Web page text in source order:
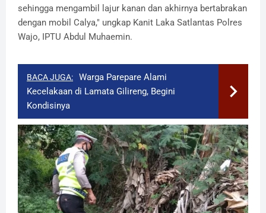
sehingga mengambil lajur kanan dan akhirnya bertabrakan
dengan mobil Calya," ungkap Kanit Laka Satlantas Polres
Wajo, IPTU Abdul Muhaemin.
BACA JUGA:
Warga Parepare Alami
Kecelakaan di Lamata Gilireng, Begini
Kondisinya